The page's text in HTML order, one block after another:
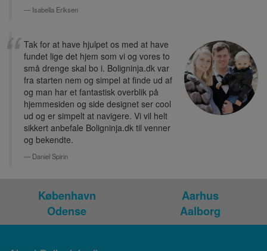
Isabella Eriksen
Tak for at have hjulpet os med at have
fundet lige det hjem som vi og vores to
små drenge skal bo i. Boligninja.dk var
fra starten nem og simpel at finde ud af
og man har et fantastisk overblik på
hjemmesiden og side designet ser cool
ud og er simpelt at navigere. Vi vil helt
sikkert anbefale Boligninja.dk til venner
og bekendte.
Daniel Spirin
København
Aarhus
Odense
Aalborg